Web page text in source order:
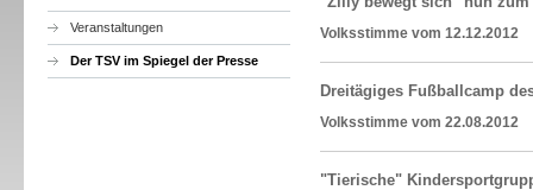
Veranstaltungen
Der TSV im Spiegel der Presse
Volksstimme vom
Dreitägiges Fußballcamp
Volksstimme vom
"Tierische"